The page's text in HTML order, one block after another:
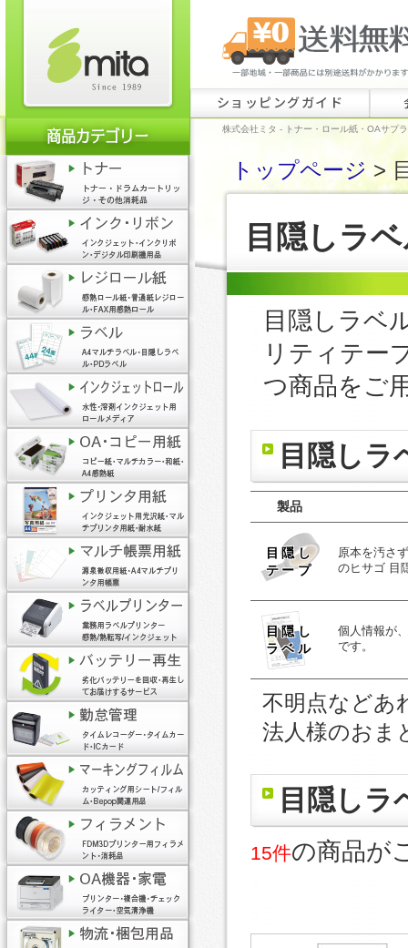
ショッピングガイド
株式会社ミタ - トナー・ロール紙・OAサプ
トップページ>
目隠しラ
目隠しラベ
リティテー
つ商品をご
目隠しラ
製品
目隠し
テープ
原本を汚さ
のヒサゴ 目
目隠し
ラベル
個人情報が
です。
不明点などあ
法人様のおま
目隠しラ
15件の商品が